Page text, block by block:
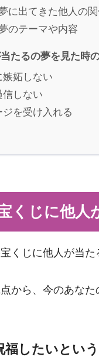
に出てきた他人の
のテーマや内容
たるの夢を見た時
妬しない
信しない
を受け入れる
宝くじに他
くじに他人が当た
から、今のあなた
福したいとい